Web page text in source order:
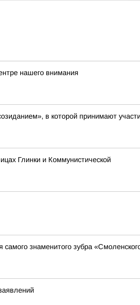
нашего внимания
в которой принимают
Глинки и Коммунистической
знаменитого зубра